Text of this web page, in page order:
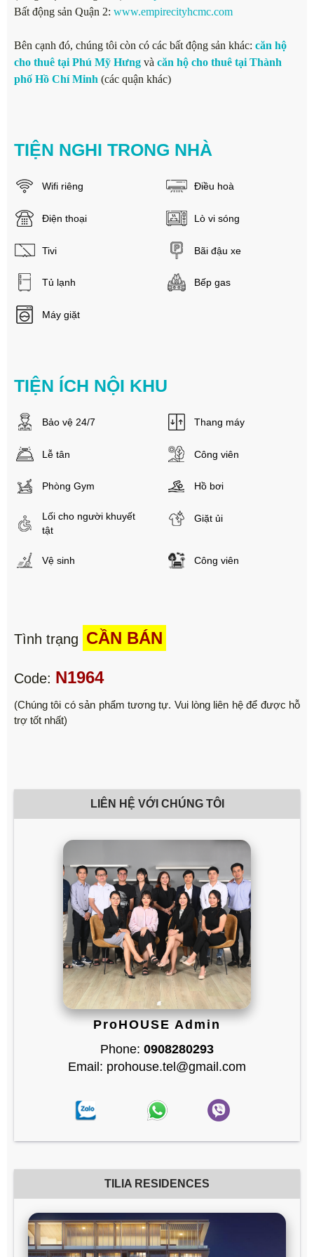
Bất động sản Quận 2: www.empirecityhcmc.com
Bên cạnh đó, chúng tôi còn có các bất động sản khác: căn hộ
cho thuê tại Phú Mỹ Hưng và căn hộ cho thuê tại Thành
phố Hồ Chí Minh (các quận khác)
TIỆN NGHI TRONG NHÀ
Wifi riêng Điều hoà
Điện thoại Lò vi sóng
Tivi Bãi đậu xe
Tủ lạnh Bếp gas
Máy giặt
TIỆN ÍCH NỘI KHU
Bảo vệ 24/7 Thang máy
Lễ tân Công viên
Phòng Gym Hồ bơi
Lối cho người khuyết
tật
Giặt ủi
Vệ sinh Công viên
Tình trạng CẦN BÁN
Code: N1964
(Chúng tôi có sản phẩm tương tự. Vui lòng liên hệ để được hỗ
trợ tốt nhất)
LIÊN HỆ VỚI CHÚNG TÔI
ProHOUSE Admin
Phone: 0908280293
Email: prohouse.tel@gmail.com
TILIA RESIDENCES